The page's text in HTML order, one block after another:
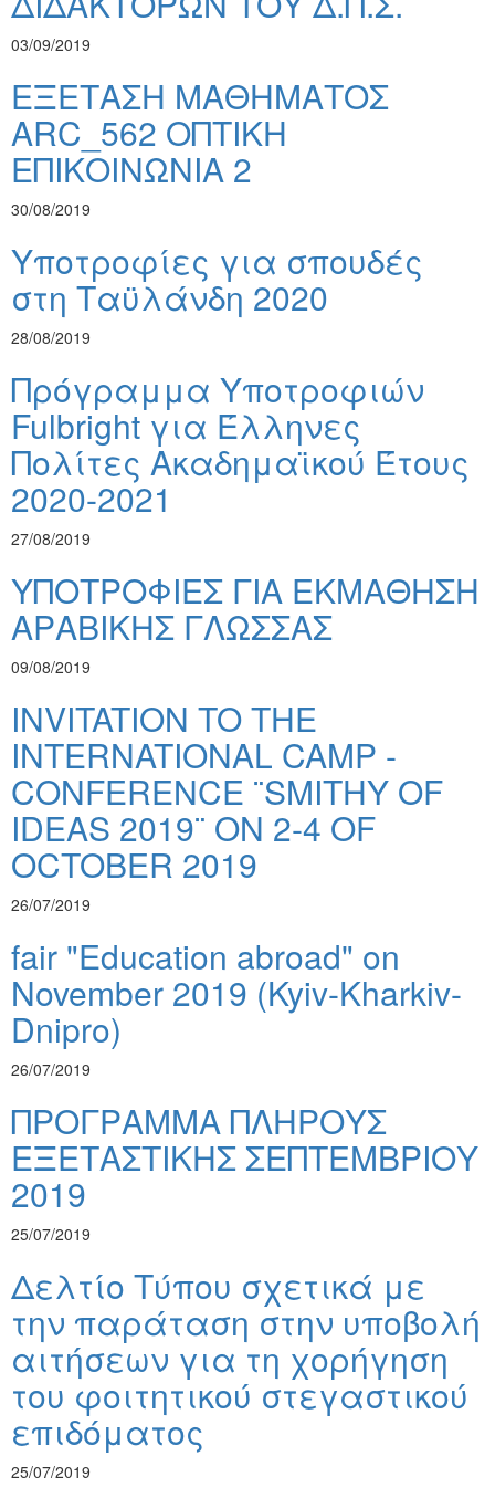
03/09/2019
ΕΞΕΤΑΣΗ ΜΑΘΗΜΑΤΟΣ
ARC_562 ΟΠΤΙΚΗ
ΕΠΙΚΟΙΝΩΝΙΑ 2
30/08/2019
Υποτροφίες για σπουδές
στη Ταϋλάνδη 2020
28/08/2019
Πρόγραμμα Υποτροφιών
Fulbright για Έλληνες
Πολίτες Ακαδημαϊκού Έτους
2020-2021
27/08/2019
ΥΠΟΤΡΟΦΙΕΣ ΓΙΑ ΕΚΜΑΘΗΣΗ
ΑΡΑΒΙΚΗΣ ΓΛΩΣΣΑΣ
09/08/2019
INVITATION TO THE
INTERNATIONAL CAMP -
CONFERENCE ¨SMITHY OF
IDEAS 2019¨ ON 2-4 OF
OCTOBER 2019
26/07/2019
fair "Education abroad" on
November 2019 (Kyiv-Kharkiv-
Dnipro)
26/07/2019
ΠΡΟΓΡΑΜΜΑ ΠΛΗΡΟΥΣ
ΕΞΕΤΑΣΤΙΚΗΣ ΣΕΠΤΕΜΒΡΙΟΥ
2019
25/07/2019
Δελτίο Τύπου σχετικά με
την παράταση στην υποβολή
αιτήσεων για τη χορήγηση
του φοιτητικού στεγαστικού
επιδόματος
25/07/2019